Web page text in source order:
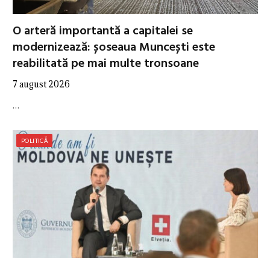
O arteră importantă a capitalei se
modernizează: șoseaua Muncești este
reabilitată pe mai multe tronsoane
7 august 2026
…
POLITICĂ